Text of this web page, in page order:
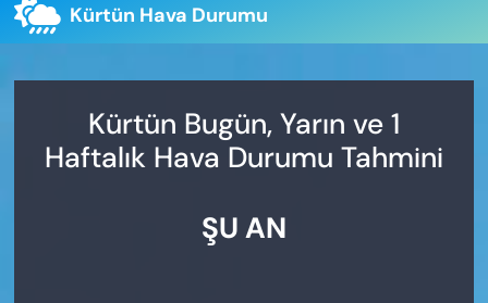
Kürtün Hava Durumu
Kürtün Bugün, Yarın ve 1
Haftalık Hava Durumu Tahmini
ŞU AN
Artvin Namaz Vakitleri
Puan Durumu ve Fikstür
Son Dakika Haberleri